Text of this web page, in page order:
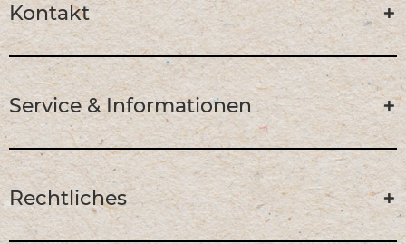
Kontakt
Service & Informationen
Rechtliches